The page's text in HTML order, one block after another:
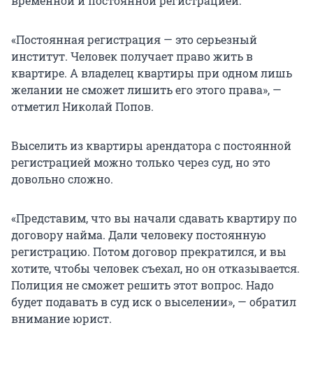
«Постоянная регистрация — это серьезный
институт. Человек получает право жить в
квартире. А владелец квартиры при одном лишь
желании не сможет лишить его этого права», —
отметил Николай Попов.
Выселить из квартиры арендатора с постоянной
регистрацией можно только через суд, но это
довольно сложно.
«Представим, что вы начали сдавать квартиру по
договору найма. Дали человеку постоянную
регистрацию. Потом договор прекратился, и вы
хотите, чтобы человек съехал, но он отказывается.
Полиция не сможет решить этот вопрос. Надо
будет подавать в суд иск о выселении», — обратил
внимание юрист.